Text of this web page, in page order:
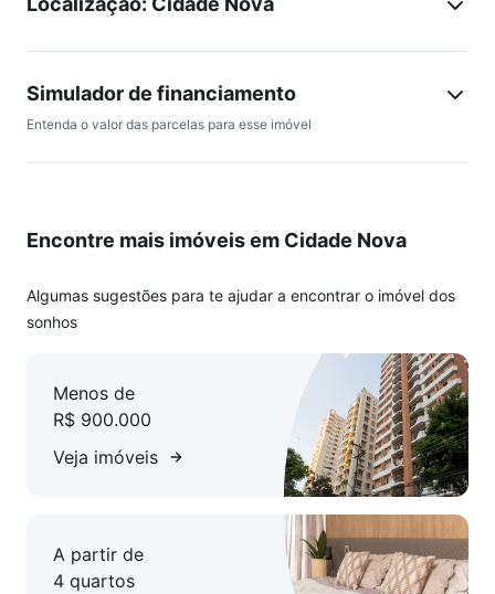
porcelanato, ideal para momentos de lazer e conforto. ?
Lavabo de apoio. ? Dois quartos, sendo um deles suíte,
parcialmente coberta, perfeita para convívio social. ? Espaço
gourmet completo, equipado com churrasqueira, fogão e
Água individual; 2 vagas de garagem coberta.
Simulador de financiamento
Entenda o valor das parcelas para esse imóvel
Encontre mais imóveis em Cidade Nova
Algumas sugestões para te ajudar a encontrar o imóvel dos
sonhos
Menos de
R$ 900.000
Veja imóveis
A partir de
4 quartos